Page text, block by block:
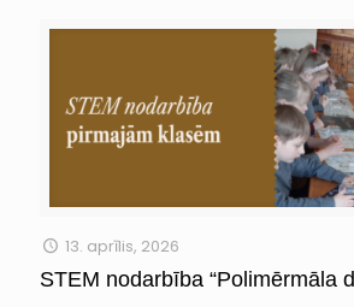
13. aprīlis, 2026
STEM nodarbība “Polimērmāla